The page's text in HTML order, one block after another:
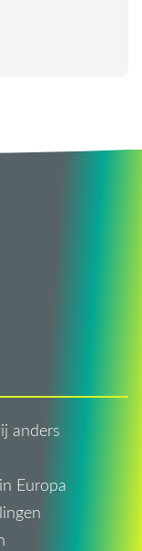
anders
Europa